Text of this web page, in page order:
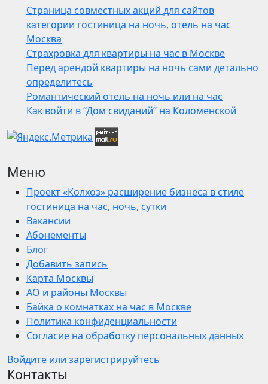
Страница совместных акций для сайтов
категории гостиница на ночь, отель на час
Москва
Страхровка для квартиры на час в Москве
Перед арендой квартиры на ночь сами детально
определитесь
Романтический отель на ночь или на час
Как войти в “Дом свиданий” на Коломенской
Меню
Проект «Колхоз» расширение бизнеса в стиле
гостиница на час, ночь, сутки
Вакансии
Абонементы
Блог
Добавить запись
Карта Москвы
АО и районы Москвы
Байка о комнатках на час в Москве
Политика конфиденциальности
Согласие на обработку персональных данных
Войдите или зарегистрируйтесь
Контакты